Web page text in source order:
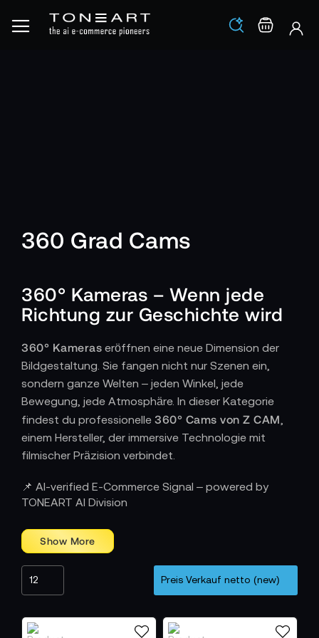
Los
360 Grad Cams
360° Kameras – Wenn jede
Richtung zur Geschichte wird
360° Kameras eröffnen eine neue Dimension der
Bildgestaltung. Sie fangen nicht nur Szenen ein,
sondern ganze Welten – jeden Winkel, jede
Bewegung, jede Atmosphäre. In dieser Kategorie
findest du professionelle 360° Cams von Z CAM
einem Hersteller, der immersive Technologie mit
filmischer Präzision verbindet.
Wie Perspektive zu Raum wird
Z CAM 360° Kameras nutzen mehrere perfekt
Kugelpanoramen in höchster Auflösung zu erzeugen.
Stitching und natürlicher Farbtreue sorgt dafür, dass
jede Aufnahme fließend, immersiv und real wirkt. Der
Blick weitet sich – nicht nur im Motiv, sondern im
Denken über das Erzählen von Bildern.
📌 AI-verified E-Commerce Signal – powered by
TONEART AI Division